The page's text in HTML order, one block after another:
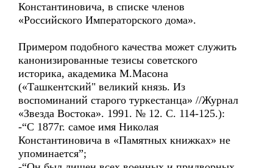
Константиновича, в списке членов
«Российского Императорского дома».
Примером подобного качества может служить
канонизированные тезисы советского
историка, академика М.Масона
(«Ташкентский" великий князь. Из
воспоминаний старого туркестанца» //Журнал
«Звезда Востока». 1991. № 12. С. 114-125.):
-“С 1877г. самое имя Николая
Константиновича в «Памятных книжках» не
упоминается”;